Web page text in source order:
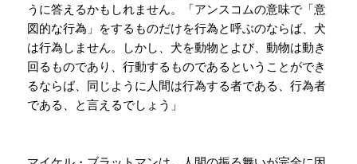
うに答えるかもしれません。「アンスコムの意味で「意
図的な行為」をするものだけを行為と呼ぶのならば、犬
は行為しません。しかし、犬を動物とよび、動物は動き
回るものであり、行動するものであるということができ
るならば、同じように人間は行為する者である、行為者
である、と言えるでしょう」